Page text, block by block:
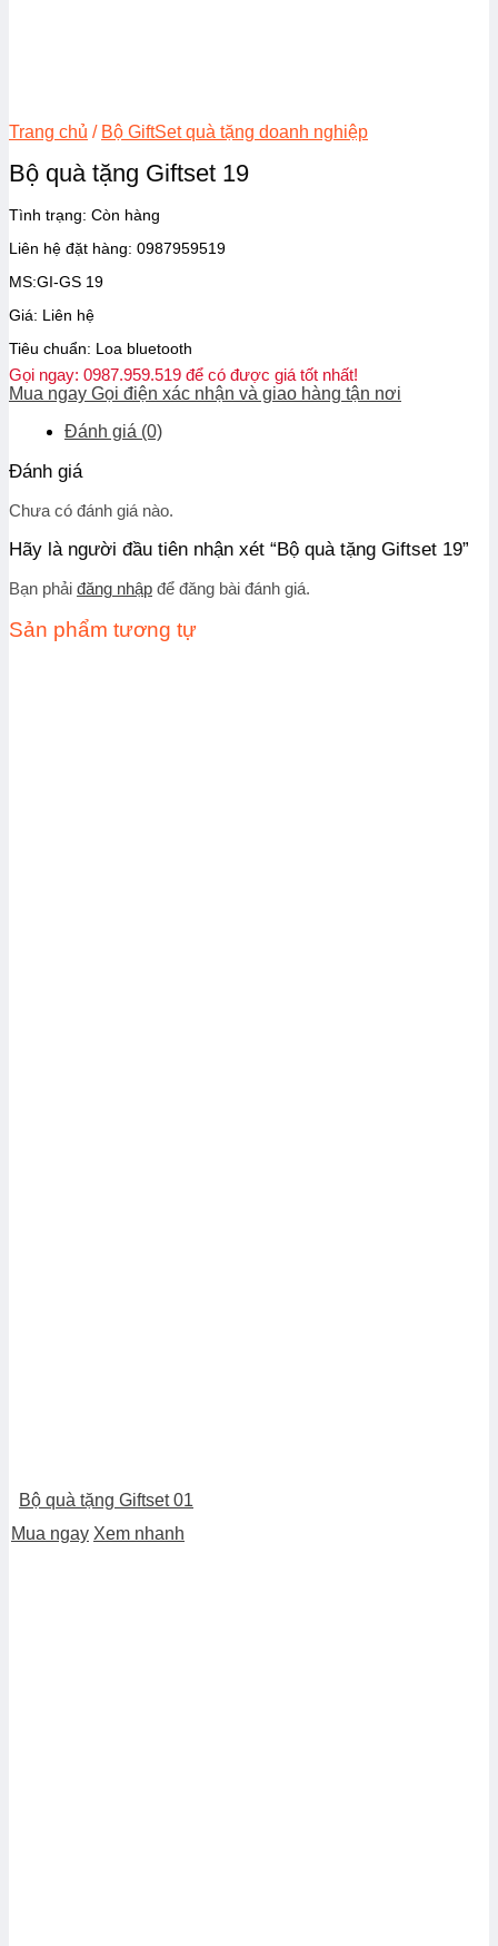
Trang chủ / Bộ GiftSet quà tặng doanh nghiệp
Bộ quà tặng Giftset 19
Tình trạng: Còn hàng
Liên hệ đặt hàng: 0987959519
MS:GI-GS 19
Giá: Liên hệ
Tiêu chuẩn: Loa bluetooth
Gọi ngay: 0987.959.519 để có được giá tốt nhất!
Mua ngay Gọi điện xác nhận và giao hàng tận nơi
Đánh giá (0)
Đánh giá
Chưa có đánh giá nào.
Hãy là người đầu tiên nhận xét “Bộ quà tặng Giftset 19”
Bạn phải đăng nhập để đăng bài đánh giá.
Sản phẩm tương tự
Bộ quà tặng Giftset 01
Mua ngay Xem nhanh